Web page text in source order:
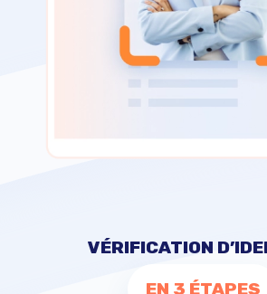
VÉRIFICATION
EN 3 ÉTAPES